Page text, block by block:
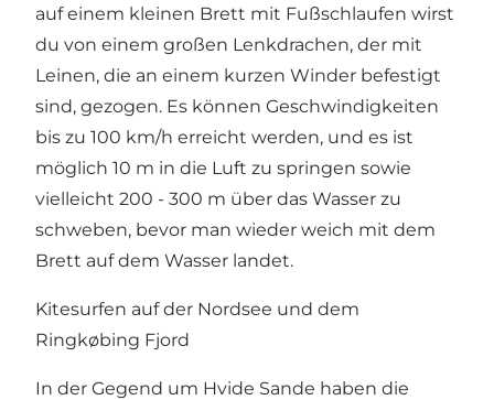
auf einem kleinen Brett mit Fußschlaufen wirst
du von einem großen Lenkdrachen, der mit
Leinen, die an einem kurzen Winder befestigt
sind, gezogen. Es können Geschwindigkeiten
bis zu 100 km/h erreicht werden, und es ist
möglich 10 m in die Luft zu springen sowie
vielleicht 200 - 300 m über das Wasser zu
schweben, bevor man wieder weich mit dem
Brett auf dem Wasser landet.
Kitesurfen auf der Nordsee und dem
Ringkøbing Fjord
In der Gegend um Hvide Sande haben die